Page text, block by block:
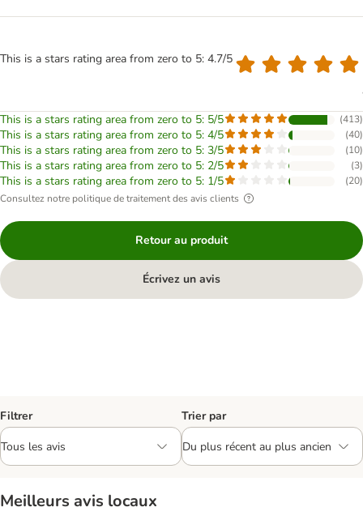
This is a stars rating area from zero to 5: 4.7/5
This is a stars rating area from zero to 5: 5/5 (413)
This is a stars rating area from zero to 5: 4/5 (40)
This is a stars rating area from zero to 5: 3/5 (10)
This is a stars rating area from zero to 5: 2/5 (3)
This is a stars rating area from zero to 5: 1/5 (20)
Consultez notre politique de traitement des avis clients
Retour au produit
Écrivez un avis
Filtrer Trier par
Meilleurs avis locaux